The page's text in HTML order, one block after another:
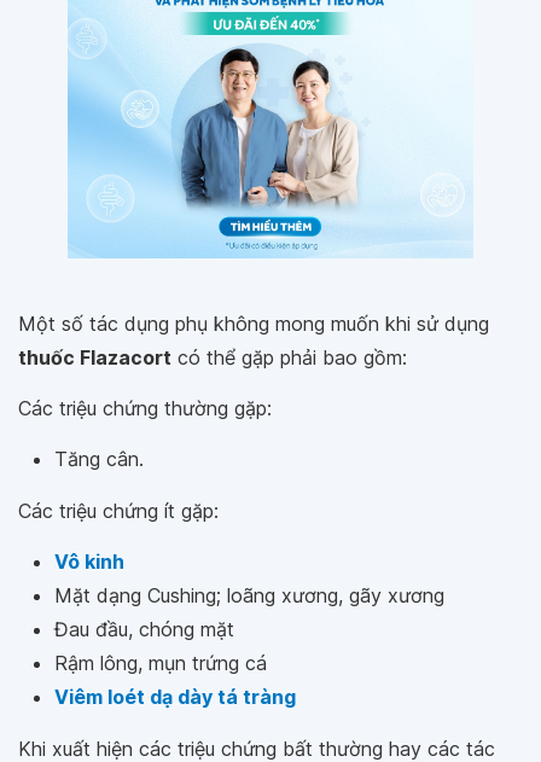
Một số tác dụng phụ không mong muốn khi sử dụng
thuốc Flazacort có thể gặp phải bao gồm:
Các triệu chứng thường gặp:
Tăng cân.
Các triệu chứng ít gặp:
Vô kinh
Mặt dạng Cushing; loãng xương, gãy xương
Đau đầu, chóng mặt
Rậm lông, mụn trứng cá
Viêm loét dạ dày tá tràng
Khi xuất hiện các triệu chứng bất thường hay các tác